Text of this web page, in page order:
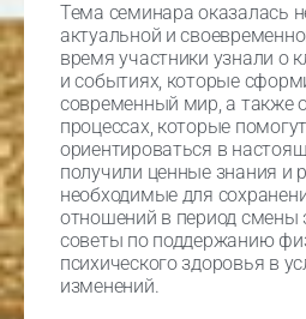
Тема семинара оказалась
актуальной и
время участники узнали о
и событиях, которые
современный мир, а также
процессах, которые
ориентироваться в
получили ценные знания и
необходимые для
отношений в период смены
советы по поддержанию
психического здоровья в
изменений.